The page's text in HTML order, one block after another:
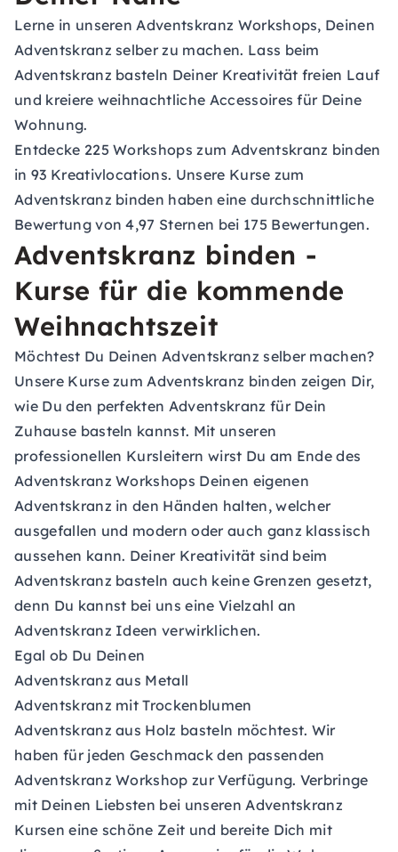
Lerne in unseren Adventskranz Workshops, Deinen
Adventskranz selber zu machen. Lass beim
Adventskranz basteln Deiner Kreativität freien Lauf
und kreiere weihnachtliche Accessoires für Deine
Wohnung.
Entdecke 225 Workshops zum Adventskranz binden
in 93 Kreativlocations. Unsere Kurse zum
Adventskranz binden haben eine durchschnittliche
Bewertung von 4,97 Sternen bei 175 Bewertungen.
Adventskranz binden -
Kurse für die kommende
Weihnachtszeit
Möchtest Du Deinen Adventskranz selber machen?
Unsere Kurse zum Adventskranz binden zeigen Dir,
wie Du den perfekten Adventskranz für Dein
Zuhause basteln kannst. Mit unseren
professionellen Kursleitern wirst Du am Ende des
Adventskranz Workshops Deinen eigenen
Adventskranz in den Händen halten, welcher
ausgefallen und modern oder auch ganz klassisch
aussehen kann. Deiner Kreativität sind beim
Adventskranz basteln auch keine Grenzen gesetzt,
denn Du kannst bei uns eine Vielzahl an
Adventskranz Ideen verwirklichen.
Egal ob Du Deinen
Adventskranz aus Metall
Adventskranz mit Trockenblumen
Adventskranz aus Holz basteln möchtest. Wir
haben für jeden Geschmack den passenden
Adventskranz Workshop zur Verfügung. Verbringe
mit Deinen Liebsten bei unseren Adventskranz
Kursen eine schöne Zeit und bereite Dich mit